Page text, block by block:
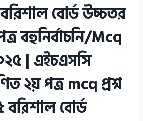
বোর্ড উচ্চতর
বহুনির্বাচনি/Mcq
| এইচএসসি
২য় পত্র mcq প্রশ্ন
বরিশাল বোর্ড